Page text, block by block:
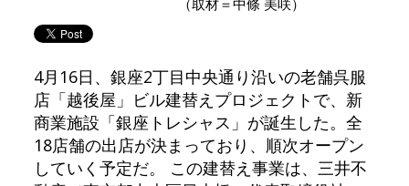
（取材＝中條 美咲）
4月16日、銀座2丁目中央通り沿いの老舗呉服
店「越後屋」ビル建替えプロジェクトで、新
商業施設「銀座トレシャス」が誕生した。全
18店舗の出店が決まっており、順次オープン
していく予定だ。 この建替え事業は、三井不